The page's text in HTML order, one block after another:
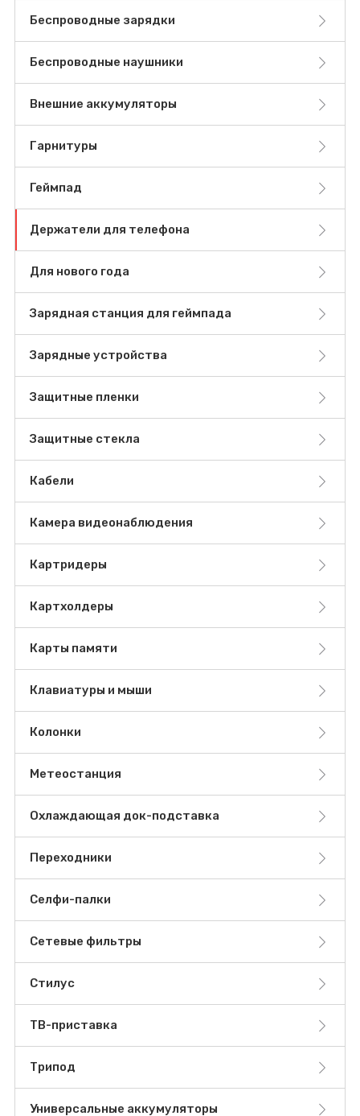
Беспроводные зарядки
Беспроводные наушники
Внешние аккумуляторы
Гарнитуры
Геймпад
Держатели для телефона
Для нового года
Зарядная станция для геймпада
Зарядные устройства
Защитные пленки
Защитные стекла
Кабели
Камера видеонаблюдения
Картридеры
Картхолдеры
Карты памяти
Клавиатуры и мыши
Колонки
Метеостанция
Охлаждающая док-подставка
Переходники
Селфи-палки
Сетевые фильтры
Стилус
ТВ-приставка
Трипод
Универсальные аккумуляторы